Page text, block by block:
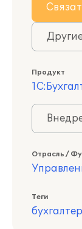
Продукт
Отрасль /
Теги